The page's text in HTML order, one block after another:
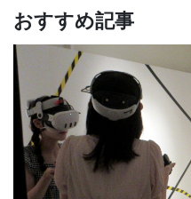
おすすめ記事